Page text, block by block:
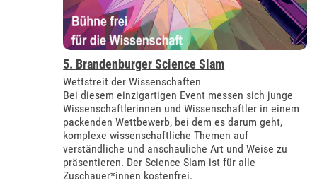
5. Brandenburger Science Slam
Wettstreit der Wissenschaften
Bei diesem einzigartigen Event messen sich junge
Wissenschaftlerinnen und Wissenschaftler in einem
packenden Wettbewerb, bei dem es darum geht,
komplexe wissenschaftliche Themen auf
verständliche und anschauliche Art und Weise zu
präsentieren. Der Science Slam ist für alle
Zuschauer*innen kostenfrei.